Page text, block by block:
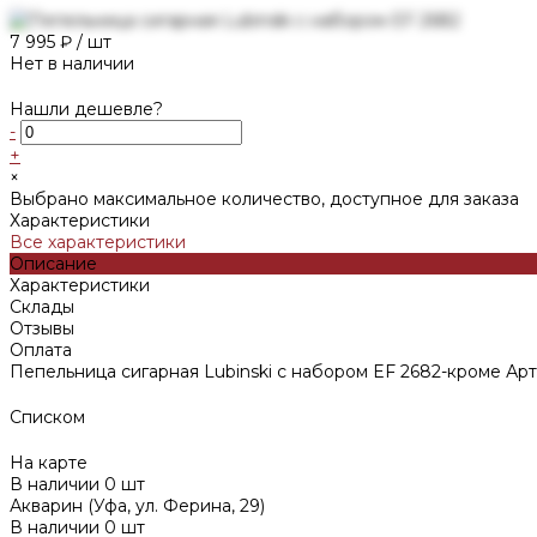
7 995 ₽ / шт
Нет в наличии
Нашли дешевле?
-
+
×
Выбрано максимальное количество, доступное для заказа
Характеристики
Все характеристики
Описание
Характеристики
Склады
Отзывы
Оплата
Пепельница сигарная Lubinski с набором EF 2682-кроме
Списком
На карте
В наличии 0 шт
Акварин (Уфа, ул. Ферина, 29)
В наличии 0 шт